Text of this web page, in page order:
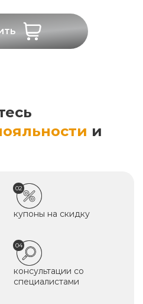
и
02
купоны на скидку
04
консультации со
специалистами